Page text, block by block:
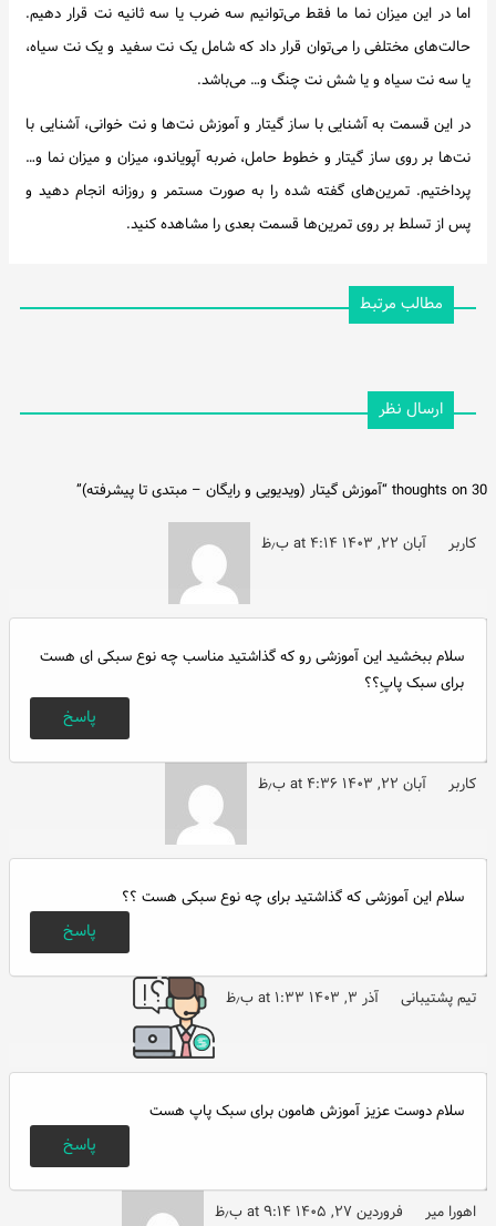
اما در این میزان نما ما فقط می‌توانیم سه ضرب یا سه ثانیه نت قرار دهیم.
حالت‌های مختلفی را می‌توان قرار داد که شامل یک نت سفید و یک نت سیاه،
یا سه نت سیاه و یا شش نت چنگ و… می‌باشد.
در این قسمت به آشنایی با ساز گیتار و آموزش نت‌ها و نت خوانی، آشنایی با
نت‌ها بر روی ساز گیتار و خطوط حامل، ضربه آپویاندو، میزان و میزان نما و…
پرداختیم. تمرین‌های گفته شده را به صورت مستمر و روزانه انجام دهید و
پس از تسلط بر روی تمرین‌ها قسمت بعدی را مشاهده کنید.
مطالب مرتبط
ارسال نظر
30 thoughts on “ آموزش گیتار (ویدیویی و رایگان – مبتدی تا پیشرفته)”
کاربر آبان ۲۲, ۱۴۰۳ at ۴:۱۴ ب٫ظ
سلام ببخشید این آموزشی رو که گذاشتید مناسب چه نوع سبکی ای هست
برای سبک پاپِ؟؟
پاسخ
کاربر آبان ۲۲, ۱۴۰۳ at ۴:۳۶ ب٫ظ
سلام این آموزشی که گذاشتید برای چه نوع سبکی هست ؟؟
پاسخ
تیم پشتیبانی آذر ۳, ۱۴۰۳ at ۱:۳۳ ب٫ظ
سلام دوست عزیز آموزش هامون برای سبک پاپ هست
پاسخ
اهورا میر فروردین ۲۷, ۱۴۰۵ at ۹:۱۴ ب٫ظ